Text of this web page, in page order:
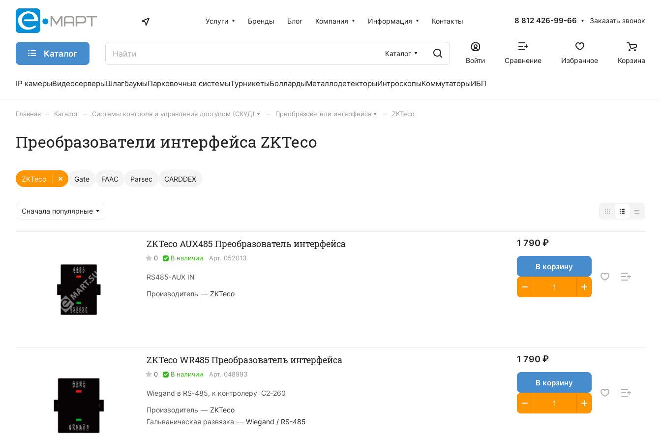
Услуги Бренды Блог Компания Информация Контакты 8 812 426-99-66 Заказать звонок
Каталог
Каталог
Войти
Сравнение Избранное Корзина
IP камерыВидеосерверыШлагбаумыПарковочные системыТурникетыБоллардыМеталлодетекторыИнтроскопыКоммутаторыИБП
Главная Каталог Системы контроля и управления доступом (СКУД) Преобразователи интерфейса ZKTeco
Преобразователи интерфейса ZKTeco
Gate FAAC Parsec CARDDEX
ZKTeco
Сначала популярные
ZKTeco AUX485 Преобразователь интерфейса
0 В наличии Арт. 052013
RS485-AUX IN
Производитель — ZKTeco
1 790 ₽
В корзину
ZKTeco WR485 Преобразователь интерфейса
0 В наличии Арт. 048993
Wiegand в RS-485, к контролеру C2-260
Производитель — ZKTeco
Гальваническая развязка — Wiegand / RS-485
1 790 ₽
В корзину